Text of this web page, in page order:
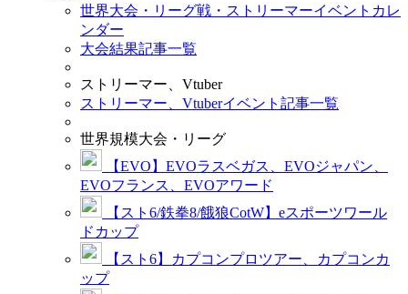
世界大会・リーグ戦・ストリーマーイベントカレ
ンダー
大会結果記事一覧
ストリーマー、Vtuber
ストリーマー、Vtuberイベント記事一覧
世界規模大会・リーグ
【EVO】EVOラスベガス、EVOジャパン、
EVOフランス、EVOアワード
【スト6/鉄拳8/餓狼CotW】eスポーツワール
ドカップ
【スト6】カプコンプロツアー、カプコンカ
ップ